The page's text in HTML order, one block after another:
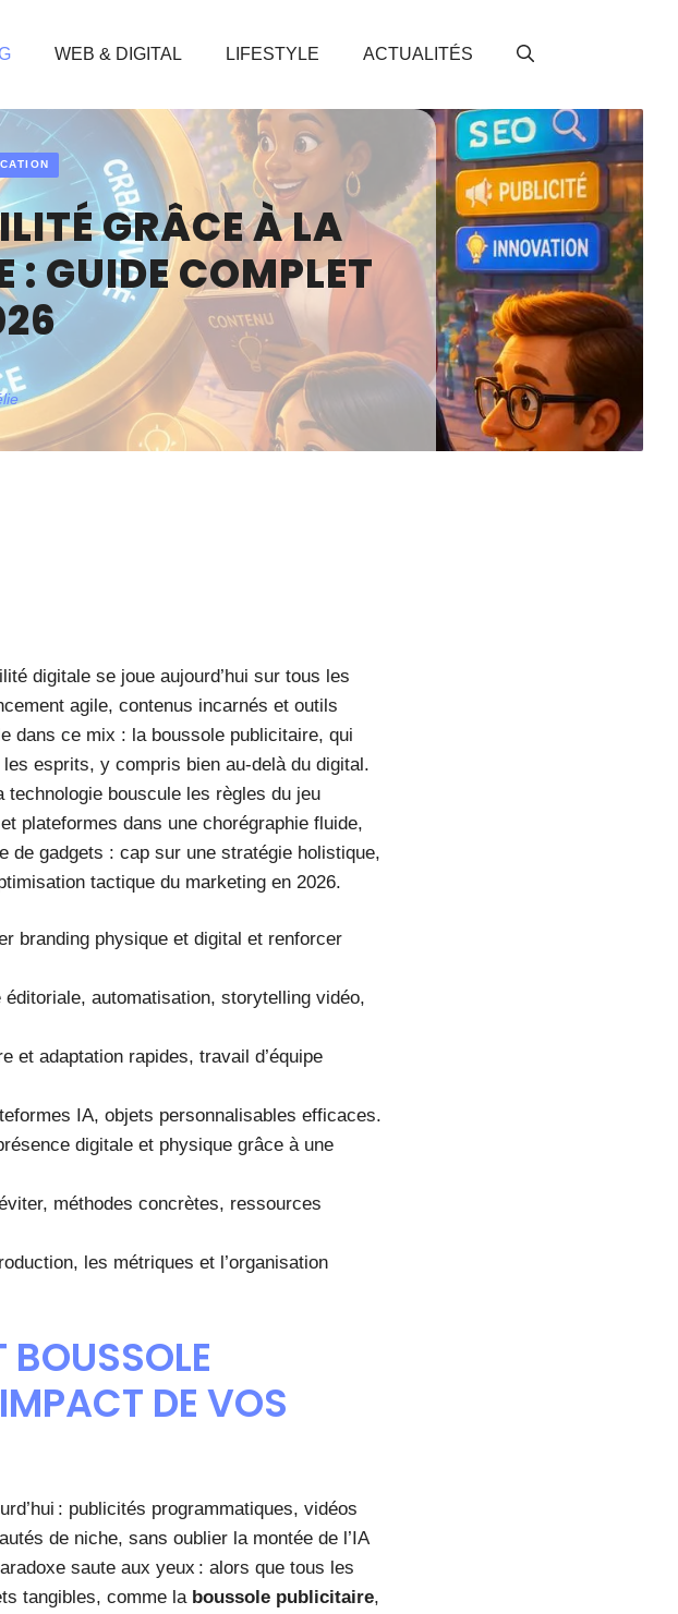
WEB & DIGITAL LIFESTYLE ACTUALITÉS
GRÂCE À LA
: GUIDE COMPLET
digitale se joue aujourd’hui sur tous les
agile, contenus incarnés et outils
dans ce mix : la boussole publicitaire, qui
esprits, y compris bien au-delà du digital.
technologie bouscule les règles du jeu
plateformes dans une chorégraphie fluide,
de gadgets : cap sur une stratégie holistique,
tactique du marketing en 2026.
branding physique et digital et renforcer
automatisation, storytelling vidéo,
et adaptation rapides, travail d’équipe
IA, objets personnalisables efficaces.
digitale et physique grâce à une
méthodes concrètes, ressources
les métriques et l’organisation
BOUSSOLE
DE VOS
: publicités programmatiques, vidéos
de niche, sans oublier la montée de l’IA
saute aux yeux : alors que tous les
tangibles, comme la boussole publicitaire,